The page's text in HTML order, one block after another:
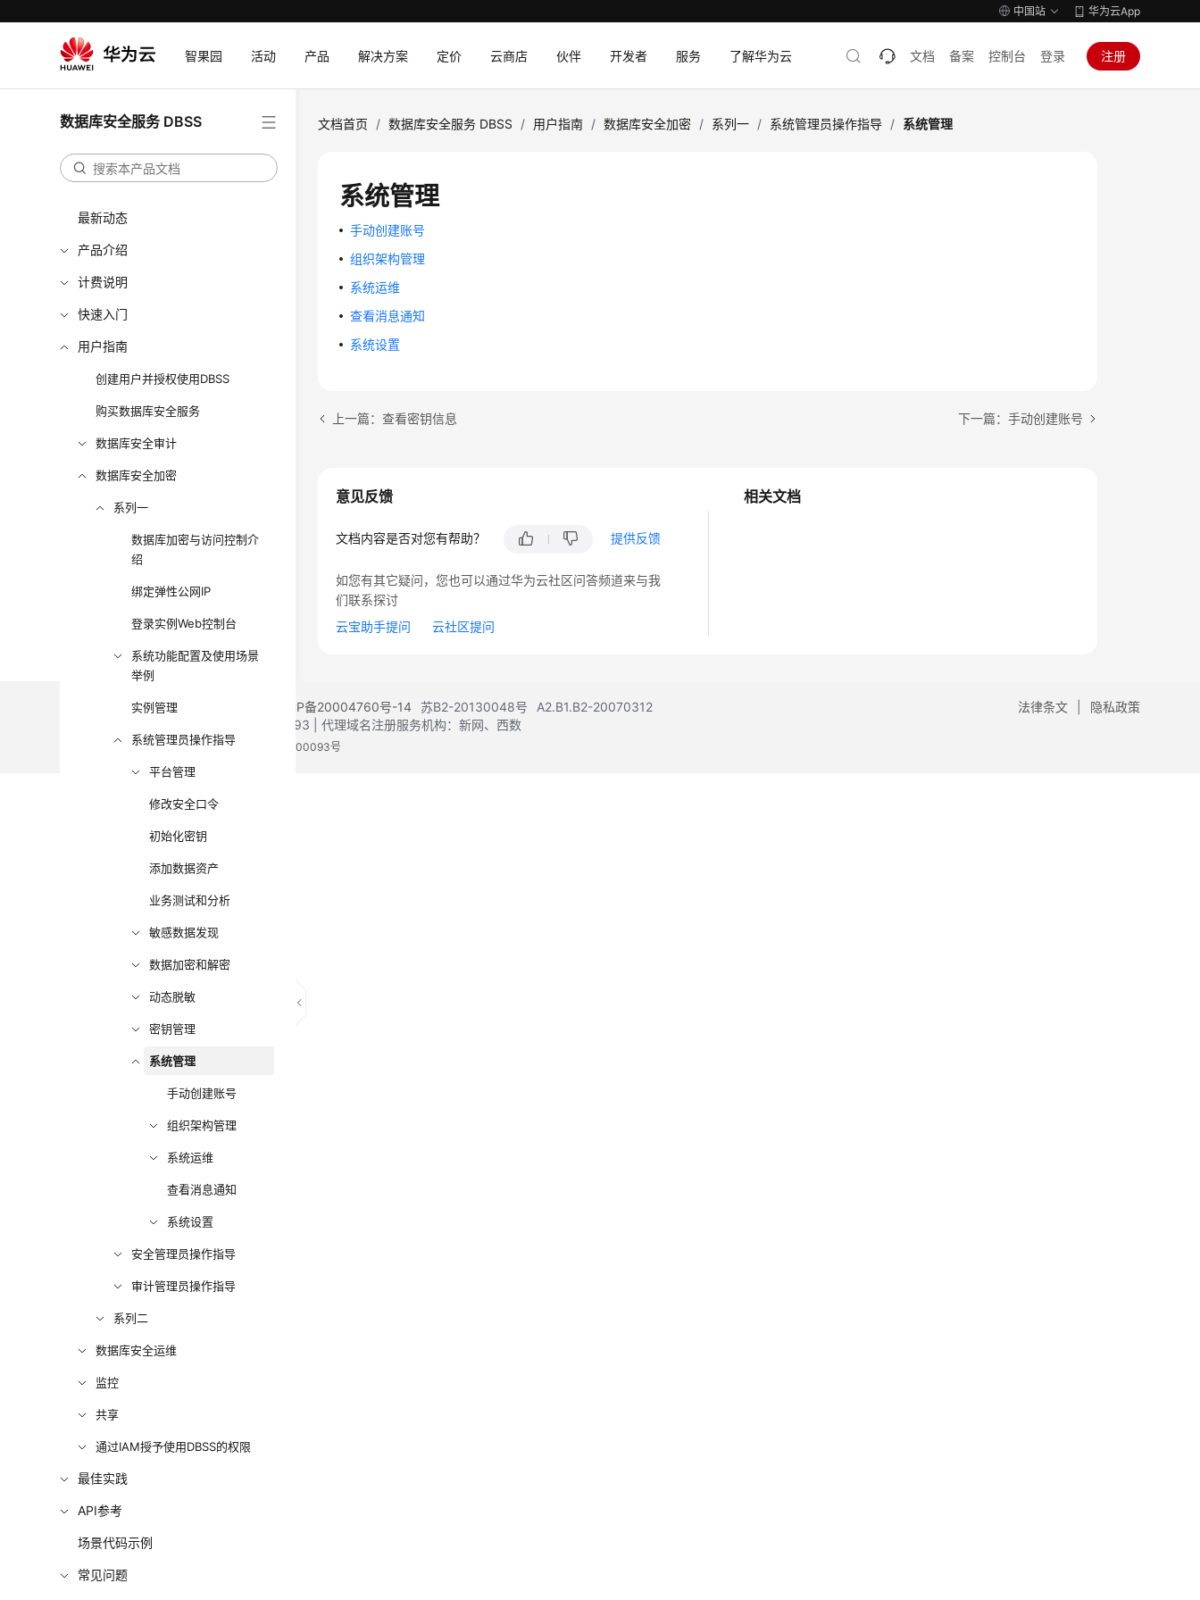
中国站 华为云App
智果园 活动 产品 解决方案 定价 云商店 伙伴 开发者 服务 了解华为云 文档 备案 控制台 登录 注册
数据库安全服务 DBSS
最新动态
产品介绍
计费说明
快速入门
用户指南
创建用户并授权使用DBSS
购买数据库安全服务
数据库安全审计
数据库安全加密
系列一
数据库加密与访问控制介
绍
绑定弹性公网IP
登录实例Web控制台
系统功能配置及使用场景
举例
实例管理
系统管理员操作指导
平台管理
修改安全口令
初始化密钥
添加数据资产
业务测试和分析
敏感数据发现
数据加密和解密
动态脱敏
密钥管理
系统管理
手动创建账号
组织架构管理
系统运维
查看消息通知
系统设置
安全管理员操作指导
审计管理员操作指导
系列二
数据库安全运维
监控
共享
通过IAM授予使用DBSS的权限
最佳实践
API参考
场景代码示例
常见问题
文档首页 / 数据库安全服务 DBSS / 用户指南 / 数据库安全加密 / 系列一 / 系统管理员操作指导 / 系统管理
系统管理
手动创建账号
组织架构管理
系统运维
查看消息通知
系统设置
上一篇：查看密钥信息 下一篇：手动创建账号
相关文档
意见反馈
文档内容是否对您有帮助？ 提供反馈
如您有其它疑问，您也可以通过华为云社区问答频道来与我
们联系探讨
云宝助手提问
云社区提问
法律条文 隐私政策
©2026 Huaweicloud.com 版权所有 黔ICP备20004760号-14 苏B2-20130048号
A2.B1.B2-20070312
增值电信业务经营许可证：B1.B2-20200593 | 代理域名注册服务机构：新网、西数
电子营业执照 贵公网安备 52990002000093号